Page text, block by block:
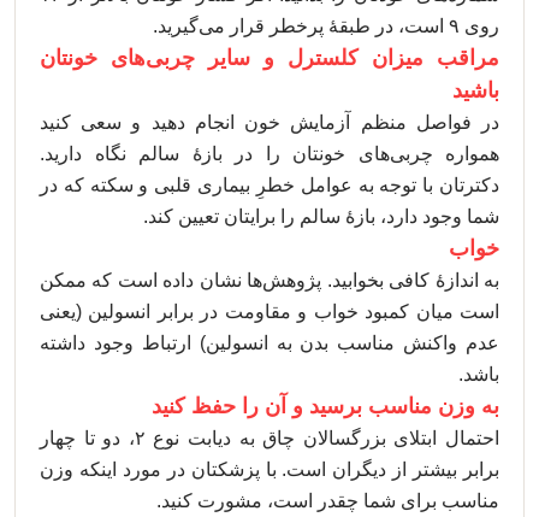
روی ۹ است، در طبقۀ پرخطر قرار می‌گیرید.
مراقب میزان کلسترل و سایر چربی‌های خونتان
باشید
در فواصل منظم آزمایش خون انجام دهید و سعی کنید
همواره چربی‌های خونتان را در بازۀ سالم نگاه دارید.
دکترتان با توجه به عوامل خطرِ بیماری قلبی و سکته که در
شما وجود دارد، بازۀ سالم را برایتان تعیین کند.
خواب
به اندازۀ کافی بخوابید. پژوهش‌ها نشان داده است که ممکن
است میان کمبود خواب و مقاومت در برابر انسولین (یعنی
عدم واکنش مناسب بدن به انسولین) ارتباط وجود داشته
باشد.
به وزن مناسب برسید و آن را حفظ کنید
احتمال ابتلای بزرگسالان چاق به دیابت نوع ۲، دو تا چهار
برابر بیشتر از دیگران است. با پزشکتان در مورد اینکه وزن
مناسب برای شما چقدر است، مشورت کنید.